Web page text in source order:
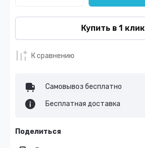
Купить в 1 клик
К сравнению
Самовывоз бесплатно
Бесплатная доставка
Поделиться